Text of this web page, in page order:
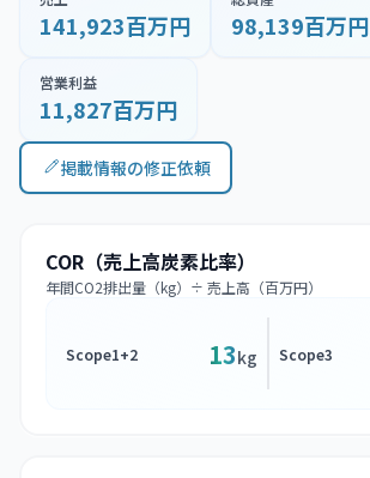
141,923百万円 98,139百万円
営業利益
11,827百万円
掲載情報の修正依頼
COR（売上高炭素比率）
年間CO2排出量（kg）÷ 売上高（百万円）
Scope1+2 13kg Scope3